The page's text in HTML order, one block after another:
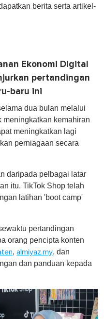
berita serta artikel-
Ekonomi Digital
pertandingan
baru ini
dua bulan melalui
meningkatkan kemahiran
meningkatkan lagi
perniagaan secara
daripada pelbagai latar
itu. TikTok Shop telah
latihan 'boot camp'
pertandingan
orang pencipta konten
, almiyaz.my, dan
dan panduan kepada